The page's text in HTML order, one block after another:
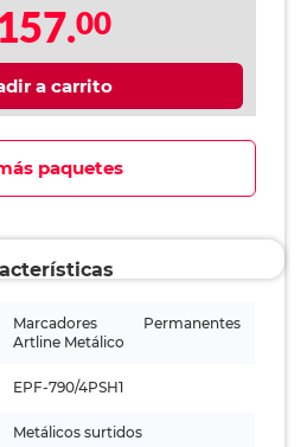
00
a carrito
paquetes
Marcadores Permanentes
Artline Metálico
EPF-790/4PSH1
Metálicos surtidos